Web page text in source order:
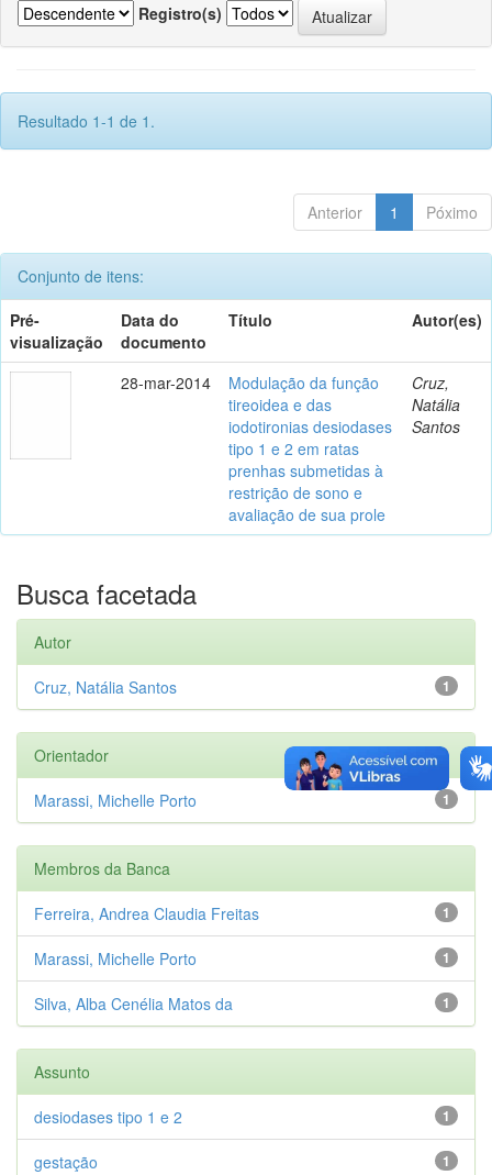
Registro(s)
Resultado 1-1 de 1.
Anterior 1 Póximo
Conjunto de itens:
Pré-
visualização
Data do
documento
Título Autor(es)
28-mar-2014
Modulação da função
tireoidea e das
iodotironias desiodases
tipo 1 e 2 em ratas
prenhas submetidas à
restrição de sono e
avaliação de sua prole
Cruz,
Natália
Santos
Busca facetada
Autor
1
Cruz, Natália Santos
Orientador
1
Marassi, Michelle Porto
Membros da Banca
1
Ferreira, Andrea Claudia Freitas
1
Marassi, Michelle Porto
1
Silva, Alba Cenélia Matos da
Assunto
1
desiodases tipo 1 e 2
1
gestação